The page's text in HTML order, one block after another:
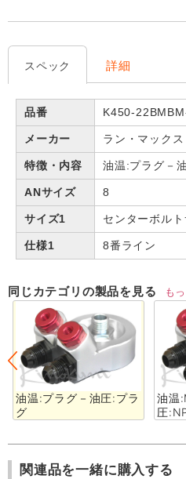
スペック 詳細
品番 K450-
メーカー ラン・マックス
特徴・内容 油温:プラグ－
ANサイズ 8
サイズ1 センターボル
仕様1 8番ライン
同じカテゴリの製品を見る も
油温:プラグ－油圧:プラ
グ
油温
圧
関連品を一緒に購入する